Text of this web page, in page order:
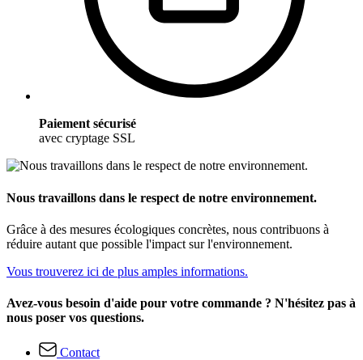
Paiement sécurisé
avec cryptage SSL
Nous travaillons dans le respect de notre environnement.
Grâce à des mesures écologiques concrètes, nous contribuons à
réduire autant que possible l'impact sur l'environnement.
Vous trouverez ici de plus amples informations.
Avez-vous besoin d'aide pour votre commande ? N'hésitez pas à
nous poser vos questions.
Contact